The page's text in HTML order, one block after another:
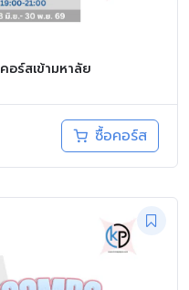
คอร์สเข้ามหาลัย
ซื้อคอร์ส